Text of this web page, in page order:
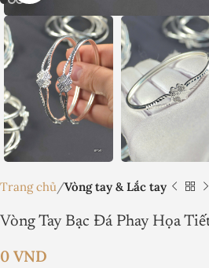
Trang chủ Vòng tay & Lắc tay
Vòng Tay Bạc Đá Phay Họa
0 VND